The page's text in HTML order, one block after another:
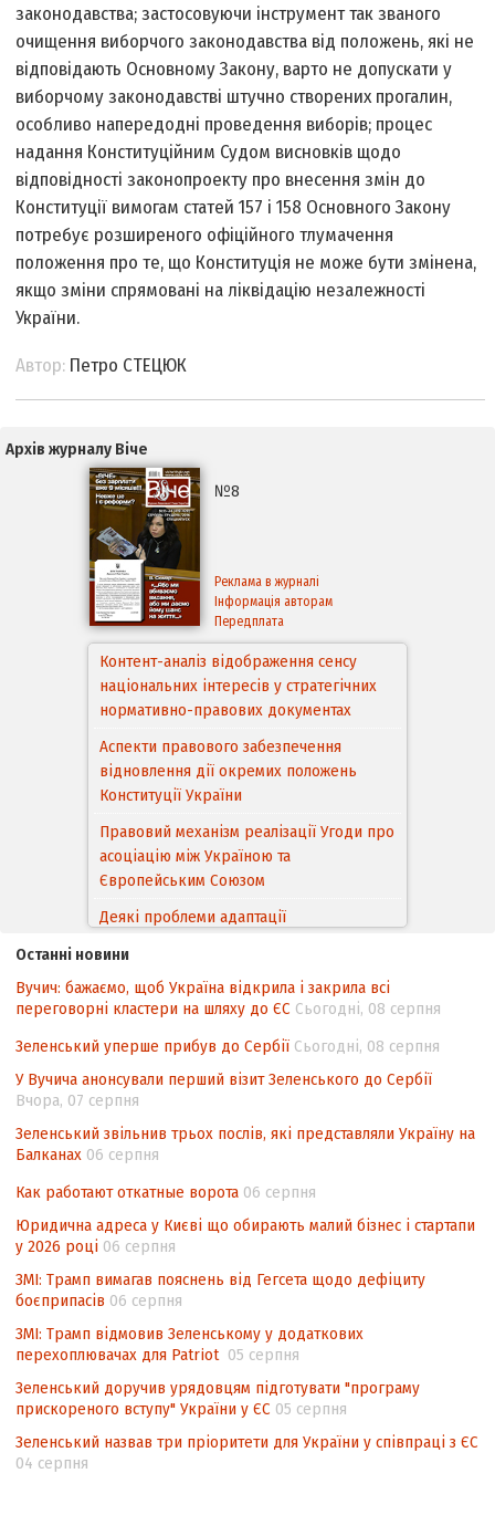
законодавства; застосовуючи інструмент так званого
очищення виборчого законодавства від положень, які не
відповідають Основному Закону, варто не допускати у
виборчому законодавстві штучно створених прогалин,
особливо напередодні проведення виборів; процес
надання Конституційним Судом висновків щодо
відповідності законопроекту про внесення змін до
Конституції вимогам статей 157 і 158 Основного Закону
потребує розширеного офіційного тлумачення
положення про те, що Конституція не може бути змінена,
якщо зміни спрямовані на ліквідацію незалежності
України.
Автор: Петро СТЕЦЮК
Архів журналу Віче
№8
Реклама в журналі
Інформація авторам
Передплата
Контент-аналіз відображення сенсу
національних інтересів у стратегічних
нормативно-правових документах
Аспекти правового забезпечення
відновлення дії окремих положень
Конституції України
Правовий механізм реалізації Угоди про
асоціацію між Україною та
Європейським Cоюзом
Деякі проблеми адаптації
походження товарів відповідно до
Угоди про торговельні аспекти прав
інтелектуальної власності (TRIPS) у
контексті євроінтеграції
Аналіз виборчого законодавства щодо
невизначеності механізму повторного
підрахунку голосів виборців
Інформаційна безпека суспільства
Останні новини
Вучич: бажаємо, щоб Україна відкрила і закрила всі
переговорні кластери на шляху до ЄС Сьогодні, 08 серпня
Зеленський уперше прибув до Сербії Сьогодні, 08 серпня
У Вучича анонсували перший візит Зеленського до Сербії
Вчора, 07 серпня
Зеленський звільнив трьох послів, які представляли Україну на
Балканах 06 серпня
Как работают откатные ворота 06 серпня
Юридична адреса у Києві що обирають малий бізнес і стартапи
у 2026 році 06 серпня
ЗМІ: Трамп вимагав пояснень від Гегсета щодо дефіциту
боєприпасів 06 серпня
ЗМІ: Трамп відмовив Зеленському у додаткових
перехоплювачах для Patriot 05 серпня
Зеленський доручив урядовцям підготувати "програму
прискореного вступу" України у ЄС 05 серпня
Зеленський назвав три пріоритети для України у співпраці з ЄС
04 серпня